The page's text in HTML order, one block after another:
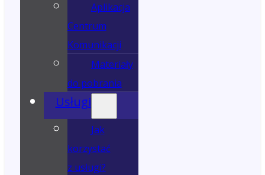
Aplikacja
Centrum
Komunikacji
Materiały
do pobrania
Usługi
Jak
korzystać
z usługi?